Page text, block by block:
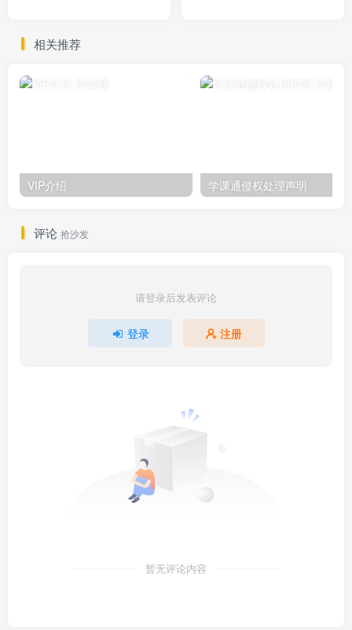
相关推荐
VIP介绍 学课通侵权处理声明
评论 抢沙发
请登录后发表评论
登录 注册
暂无评论内容